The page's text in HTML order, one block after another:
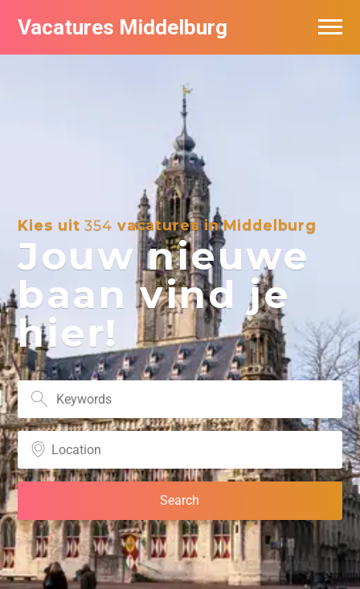
Vacatures Middelburg
Kies uit354 vacatures in Middelburg
Jouw nieuwe
baan vind je
hier!
Vacatures per bedrijf